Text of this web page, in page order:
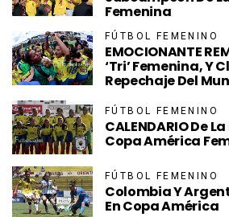
Femenina
FÚTBOL FEMENINO
EMOCIONANTE
‘Tri’ Femenina, Y
Repechaje Del
FÚTBOL FEMENINO
CALENDARIO De
Copa América
FÚTBOL FEMENINO
Colombia Y
En Copa América